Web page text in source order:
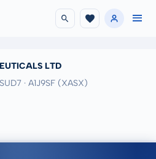
LTD
· A1J9SF (XASX)